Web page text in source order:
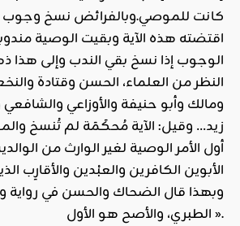
كانت للموصي.وبالفرائض نسخ وجوب
اقتضته هذه الآية وبقيت الوصية
الوجوب إذا نسخ بقي الندب وإلى
النظر من العلماء، الحسن وقتادة
ومالك وأبو حنيفة والأوزاعي
زيد… وقيل: الآية مُحكَمَة لم تُنسخ
أول الأمر الوصية لغير الوارث من
الأبوين الكافرين والعبْدين والأقارِب
وبهذا قال الضحاك والحسن في رواية
الطبري، والأصح هو الأول ».